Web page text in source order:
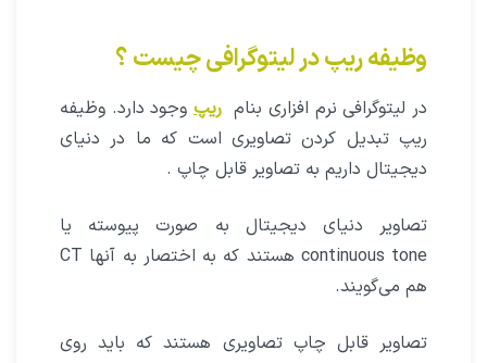
وظیفه ریپ در لیتوگرافی چیست ؟
در لیتوگرافی نرم افزاری بنام ریپ وجود دارد. وظیفه
ریپ تبدیل کردن تصاویری است که ما در دنیای
دیجیتال داریم به تصاویر قابل چاپ .
تصاویر دنیای دیجیتال به صورت پیوسته یا
continuous tone هستند که به اختصار به آنها CT
هم می‌گویند.
تصاویر قابل چاپ تصاویری هستند که باید روی